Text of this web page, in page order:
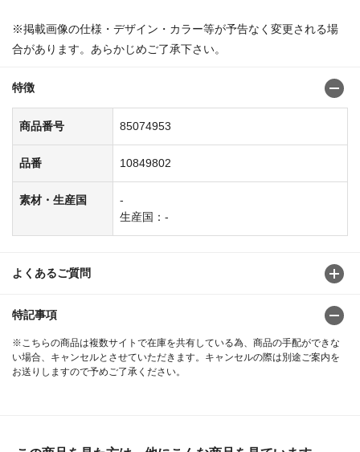
※掲載画像の仕様・デザイン・カラー等が予告なく変更される場
合があります。あらかじめご了承下さい。
特徴
商品番号 85074953
品番 10849802
素材・生産国
-
生産国：-
よくあるご質問
特記事項
※こちらの商品は複数サイトで在庫を共有している為、商品の手配ができな
い場合、キャンセルとさせていただきます。キャンセルの際は別途ご案内を
お送りしますので予めご了承ください。